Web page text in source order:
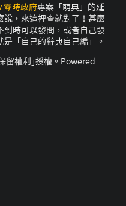
零時政府專案「萌典」的延
，來這裡查就對了！甚麼
時可以發問，或者自己發
「自己的辭典自己編」。
留權利｣授權。Powered